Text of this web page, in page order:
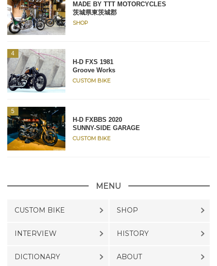
MADE BY TTT MOTORCYCLES
茨城県東茨城郡
SHOP
H-D FXS 1981
Groove Works
CUSTOM BIKE
H-D FXBBS 2020
SUNNY-SIDE GARAGE
CUSTOM BIKE
MENU
CUSTOM BIKE SHOP
INTERVIEW HISTORY
DICTIONARY ABOUT